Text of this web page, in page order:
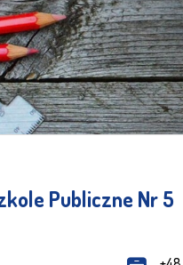
Publiczne Nr 5